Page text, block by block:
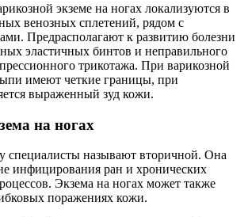
экземе на ногах локализуются в
венозных сплетений, рядом с
Предрасполагают к развитию болезни
эластичных бинтов и неправильного
трикотажа. При варикозной
имеют четкие границы, при
выраженный зуд кожи.
на ногах
специалисты называют вторичной. Она
инфицирования ран и хронических
Экзема на ногах может также
поражениях кожи.